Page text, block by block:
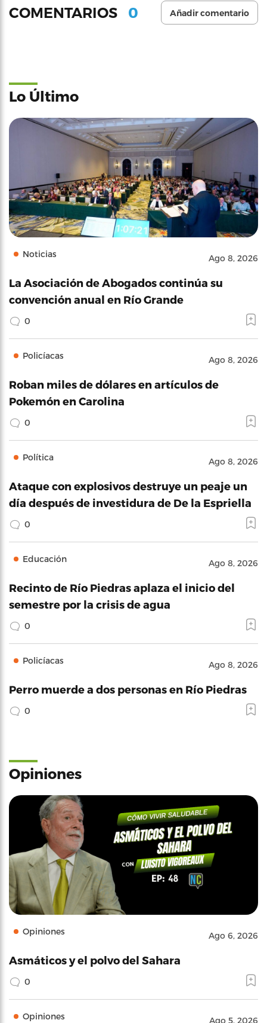
COMENTARIOS 0 Añadir comentario
Lo Último
Noticias Ago 8, 2026
La Asociación de Abogados continúa su
convención anual en Río Grande
0
Policíacas Ago 8, 2026
Roban miles de dólares en artículos de
Pokemón en Carolina
0
Política Ago 8, 2026
Ataque con explosivos destruye un peaje un
día después de investidura de De la Espriella
0
Educación Ago 8, 2026
Recinto de Río Piedras aplaza el inicio del
semestre por la crisis de agua
0
Policíacas Ago 8, 2026
Perro muerde a dos personas en Río Piedras
0
Opiniones
Opiniones Ago 6, 2026
Asmáticos y el polvo del Sahara
0
Opiniones Ago 5, 2026